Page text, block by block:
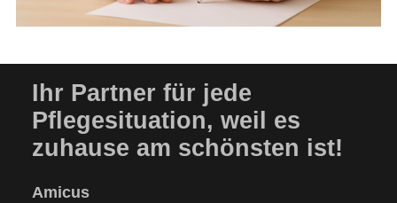
Ihr Partner für jede
Pflegesituation, weil es
zuhause am schönsten ist!
Amicus